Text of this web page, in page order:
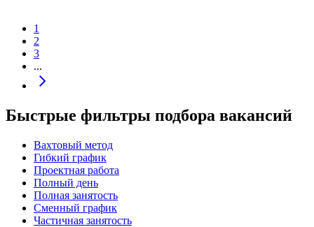
1
2
3
...
Быстрые фильтры подбора вакансий
Вахтовый метод
Гибкий график
Проектная работа
Полный день
Полная занятость
Сменный график
Частичная занятость